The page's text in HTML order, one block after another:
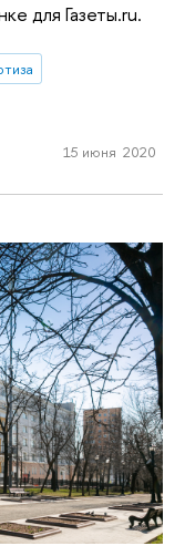
для Газеты.ru.
15 июня 2020